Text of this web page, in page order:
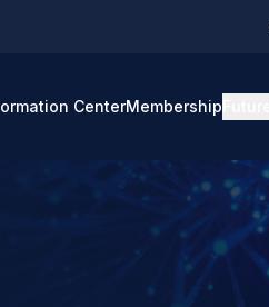
CenterMembership